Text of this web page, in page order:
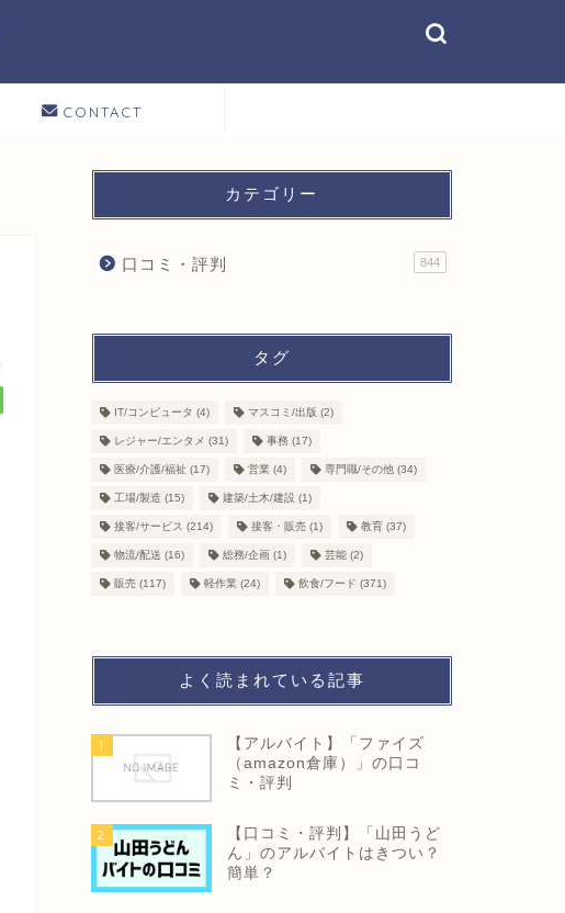
CONTACT
カテゴリー
口コミ・評判 844
タグ
IT/コンピュータ (4) マスコミ/出版 (2)
レジャー/エンタメ (31) 事務(17)
医療/介護/福祉 (17) 営業 (4) 専門職/その他(34)
工場/製造 (15) 建築/土木/建設 (1)
接客/サービス (214) 接客・販売(1) 教育(37)
物流/配送 (16) 総務/企画(1) 芸能(2)
販売(117) 軽作業 (24) 飲食/フード (371)
よく読まれている記事
1
【アルバイト】「ファイズ
（amazon倉庫）」の口コ
ミ・評判
2
【口コミ・評判】「山田うど
ん」のアルバイトはきつい？
簡単？